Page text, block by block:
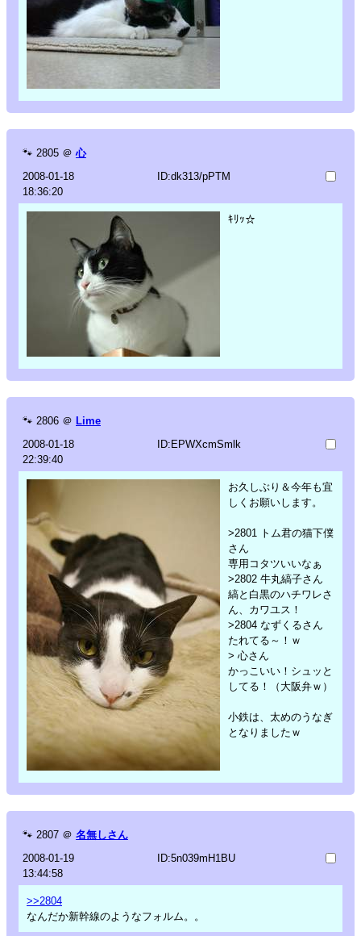
🐾 2805 ＠ 心
2008-01-18
18:36:20
ID:dk313/pPTM
ｷﾘｯ☆
🐾 2806 ＠ Lime
2008-01-18
22:39:40
ID:EPWXcmSmlk
お久しぶり＆今年も宜
しくお願いします。
>2801 トム君の猫下僕
さん
専用コタツいいなぁ
>2802 牛丸縞子さん
縞と白黒のハチワレさ
ん、カワユス！
>2804 なずくるさん
たれてる～！ｗ
> 心さん
かっこいい！シュッと
してる！（大阪弁ｗ）
小鉄は、太めのうなぎ
となりましたｗ
🐾 2807 ＠ 名無しさん
2008-01-19
13:44:58
ID:5n039mH1BU
>>2804
なんだか新幹線のようなフォルム。。